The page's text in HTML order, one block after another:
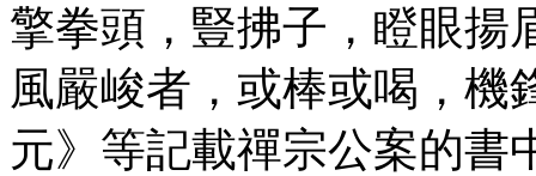
擎拳頭，豎拂子，瞪眼揚
風嚴峻者，或棒或喝，機
元》等記載禪宗公案的書